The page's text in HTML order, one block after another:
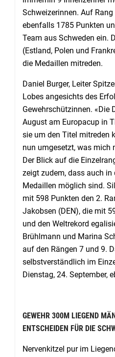
Schweizerinnen. Auf
ebenfalls 1785 Punkten
Team aus Schweden ein.
(Estland, Polen und
die Medaillen mitreden.
Daniel Burger, Leiter
Lobes angesichts des
Gewehrschützinnen. «Die
August am Europacup in
sie um den Titel mitreden
nun umgesetzt, was mich
Der Blick auf die
zeigt zudem, dass auch in
Medaillen möglich sind.
mit 598 Punkten den 2.
Jakobsen (DEN), die mit
und den Weltrekord
Brühlmann und Marina
auf den Rängen 7 und 9.
selbstverständlich im
Dienstag, 24. September,
GEWEHR 300M LIEGEND
ENTSCHEIDEN FÜR DIE
Nervenkitzel pur im